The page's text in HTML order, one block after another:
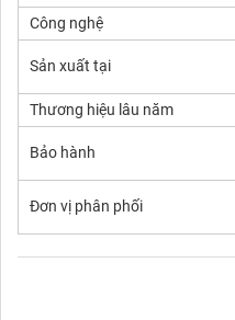
Công nghệ
Sản xuất tại
Thương hiệu lâu năm
Bảo hành
Đơn vị phân phối